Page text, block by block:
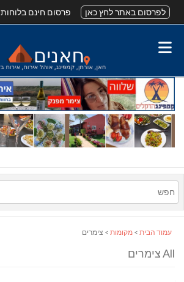
לפרסום באתר לחץ כאן פרסום חינם בלוחות
עמוד הבית > מקומות > צימרים
All צימרים